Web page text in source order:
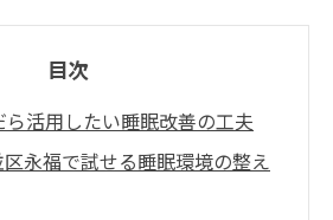
目次
活用したい睡眠改善の工夫
永福で試せる睡眠環境の整え